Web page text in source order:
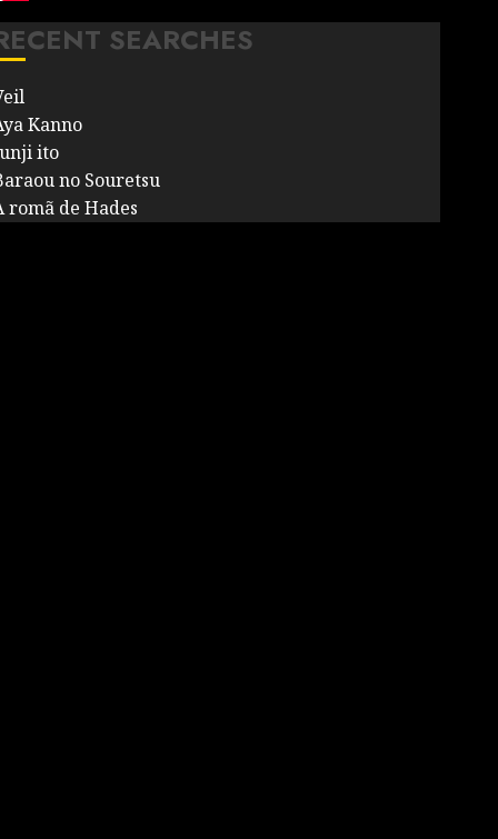
SEARCHES
Kanno
ito
no Souretsu
romã de Hades